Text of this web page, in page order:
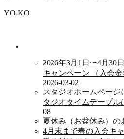
YO-KO
2026年3月1日〜4月30
キャンペーン （入会金
2026-03-02
スタジオホームページ
タジオタイムテーブル
08
夏休み（お盆休み）の
4月末まで春の入会キ